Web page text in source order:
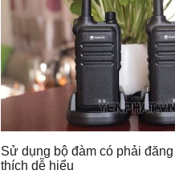
Sử dụng bộ đàm có phải
thích dễ hiểu